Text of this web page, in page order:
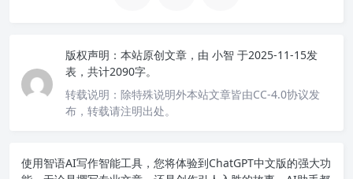
版权声明： 本站原创文章，由 小智 于2025-11-15发
表，共计2090字。
转载说明： 除特殊说明外本站文章皆由CC-4.0协议发
布，转载请注明出处。
使用智语AI写作智能工具，您将体验到ChatGPT中文版的强大功